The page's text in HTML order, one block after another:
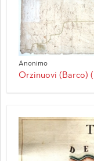
Anonimo
Orzinuovi (Barco)